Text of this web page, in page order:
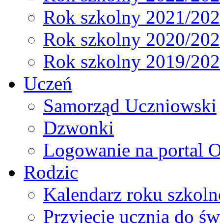
Rok szkolny 2021/
Rok szkolny 2020/
Rok szkolny 2019/
Uczeń
Samorząd Uczniowski
Dzwonki
Logowanie na portal
Rodzic
Kalendarz roku
Przyjęcie ucznia do